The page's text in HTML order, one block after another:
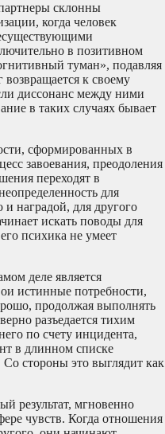
склонны
когда человек
в позитивном
туман», подавляя
к своему
диссонанс между ними
в таких случаях бывает
сформированных в
завоевания, преодоления
переходят в
для
наградой, для другого
искать поводы для
психика не умеет
деле является
истинные потребности,
продолжая выполнять
разъедается тихим
по счету инцидента,
в длинном списке
стороны это выглядит как
результат, мгновенно
чувств. Когда отношения